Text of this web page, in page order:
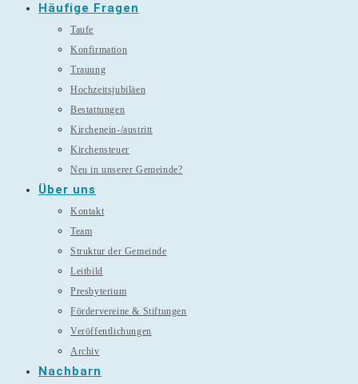
Häufige Fragen
Taufe
Konfirmation
Trauung
Hochzeitsjubiläen
Bestattungen
Kirchenein-/austritt
Kirchensteuer
Neu in unserer Gemeinde?
Über uns
Kontakt
Team
Struktur der Gemeinde
Leitbild
Presbyterium
Fördervereine & Stiftungen
Veröffentlichungen
Archiv
Nachbarn